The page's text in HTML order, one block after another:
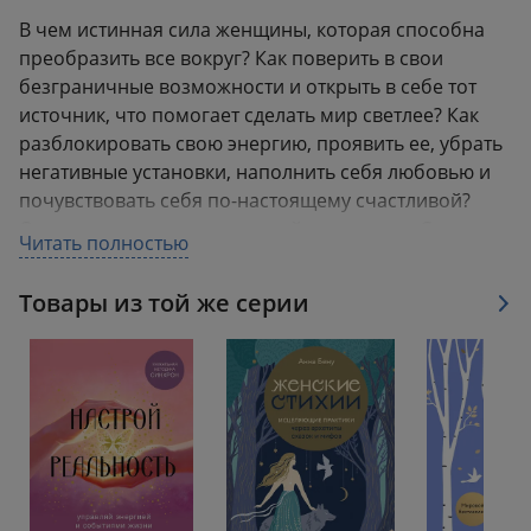
В чем истинная сила женщины, которая способна
преобразить все вокруг? Как поверить в свои
безграничные возможности и открыть в себе тот
источник, что помогает сделать мир светлее? Как
разблокировать свою энергию, проявить ее, убрать
негативные установки, наполнить себя любовью и
почувствовать себя по-настоящему счастливой?
Татьяны.
Аннотация
В чем истинная сила женщины, которая способна
преобразить все вокруг? Как поверить в свои
безграничные возможности и открыть в себе тот
источник, что помогает сделать мир светлее? Ответ
на эти вопросы вы найдете в книге-тренинге Соло
Татьяны «Сила сексуальной энергии». Автор -
Читать полностью
Товары из той же серии